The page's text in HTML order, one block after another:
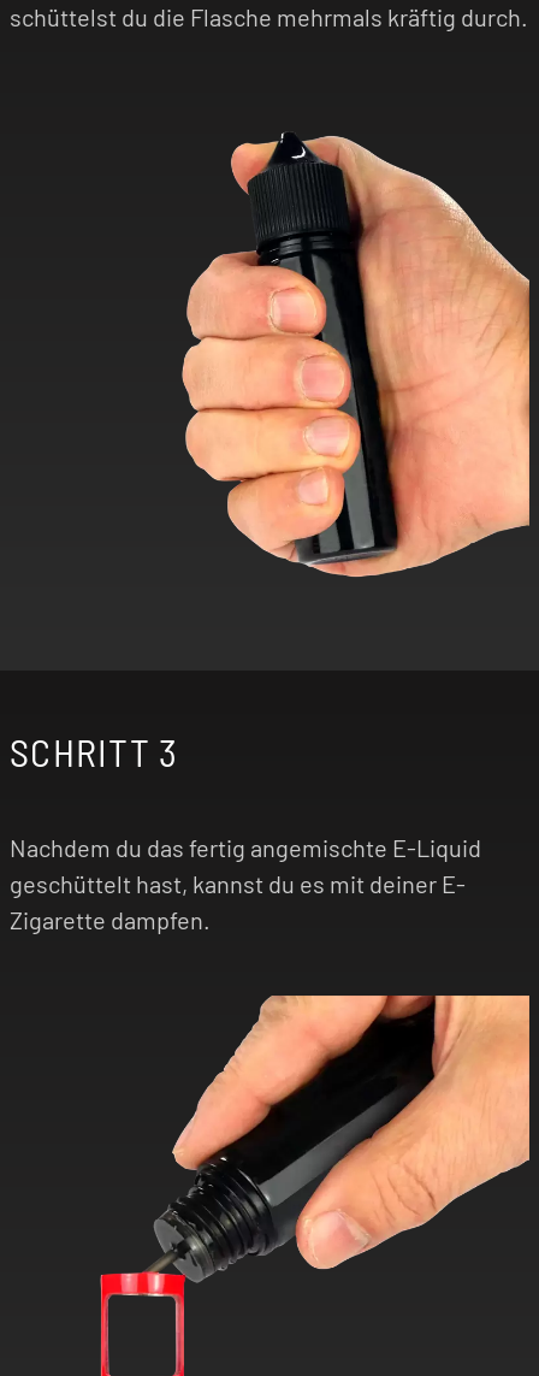
schüttelst du die Flasche mehrmals kräftig durch.
SCHRITT 3
Nachdem du das fertig angemischte E-Liquid
geschüttelt hast, kannst du es mit deiner E-
Zigarette dampfen.